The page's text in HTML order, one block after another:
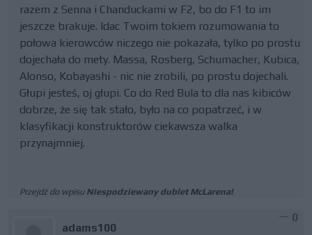
razem z Senna i Chanduckami w F2, bo do F1 to im
jeszcze brakuje. Idac Twoim tokiem rozumowania to
połowa kierowców niczego nie pokazała, tylko po prostu
dojechała do mety. Massa, Rosberg, Schumacher, Kubica,
Alonso, Kobayashi - nic nie zrobili, po prostu dojechali.
Głupi jesteś, oj głupi. Co do Red Bula to dla nas kibiców
dobrze, że się tak stało, było na co popatrzeć, i w
klasyfikacji konstruktorów ciekawsza walka
przynajmniej.
Przejdź do wpisu Niespodziewany dublet McLarena!
adams100
0